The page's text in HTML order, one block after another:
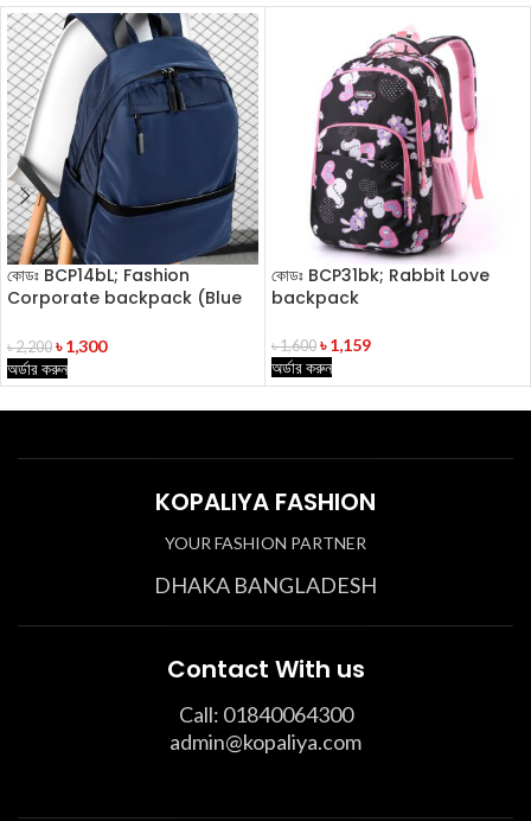
কোডঃ BCP14bL; Fashion
Corporate backpack (Blue
৳2,200 ৳1,300
অর্ডার করুন
কোডঃ BCP31bk; Rabbit Love
backpack
৳1,600 ৳1,159
অর্ডার করুন
KOPALIYA FASHION
YOUR FASHION PARTNER
DHAKA BANGLADESH
Contact With us
Call: 01840064300
admin@kopaliya.com